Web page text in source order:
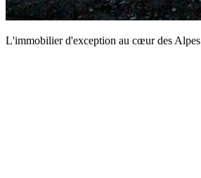
L'immobilier d'exception au cœur des Alpes